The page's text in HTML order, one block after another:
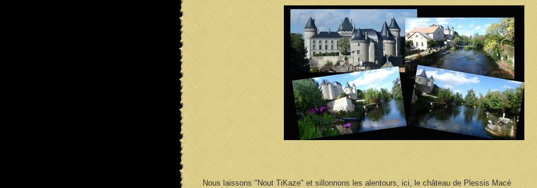
Nous laissons "Nout TiKaze" et sillonnons les alentours, ici, le château de Plessis Macé